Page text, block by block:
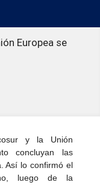
Europea se
y la Unión
concluyan las
Así lo confirmó el
luego de la